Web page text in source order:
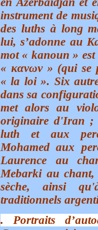
instrument de
des luths à long
lui, s’adonne au
mot « kanoun »
« κανων » (qui se
« la loi ». Six
dans sa
met alors au
originaire d'Iran ;
luth et aux
Mohamed aux
Laurence au
Mebarki au
sèche, ainsi
traditionnels
. Portraits